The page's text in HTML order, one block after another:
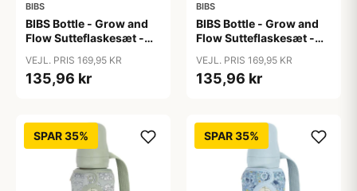
BIBS
BIBS Bottle - Grow and
Flow Sutteflaskesæt -
Naturgummi/Rund -
150ml/270ml - 2-Pak -
VEJL. PRIS 169,95 KR
135,96 kr
BIBS
BIBS Bottle - Grow and
Flow Sutteflaskesæt -
150ml/270ml - 2-Pak -
Ivory
VEJL. PRIS 169,95 KR
135,96 kr
SPAR 35% SPAR 35%